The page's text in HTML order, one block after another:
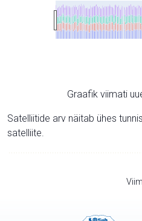
Graafik viimati
Satelliitide arv näitab ühes
satelliite.